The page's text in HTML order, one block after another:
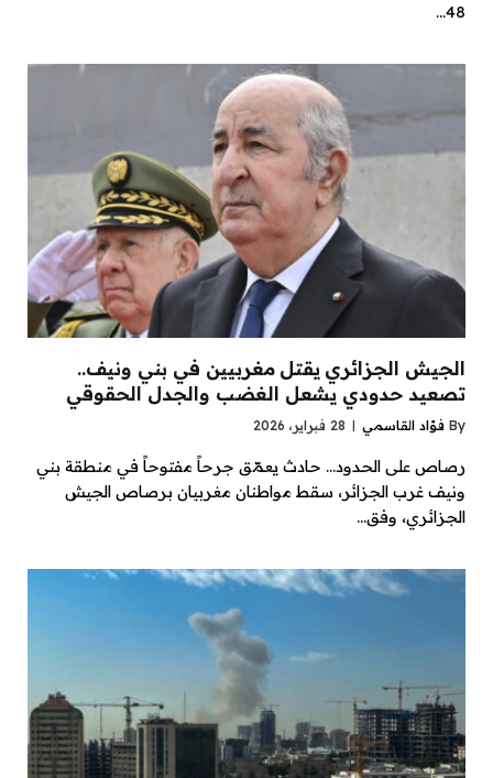
48…
الجيش الجزائري يقتل مغربيين في بني ونيف..
تصعيد حدودي يشعل الغضب والجدل الحقوقي
By فؤاد القاسمي 28 فبراير، 2026
رصاص على الحدود… حادث يعمّق جرحاً مفتوحاً في منطقة بني
ونيف غرب الجزائر، سقط مواطنان مغربيان برصاص الجيش
الجزائري، وفق…